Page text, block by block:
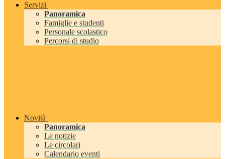
Servizi
Panoramica
Famiglie e studenti
Personale scolastico
Percorsi di studio
Novità
Panoramica
Le notizie
Le circolari
Calendario eventi